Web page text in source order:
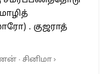
. குஜராத்
· சினிமா›